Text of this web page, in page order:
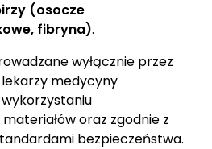
(osocze
fibryna).
wyłącznie przez
medycyny
oraz zgodnie z
bezpieczeństwa.